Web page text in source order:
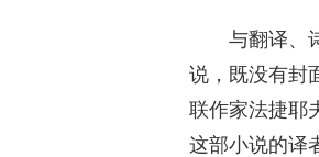
与翻译、
说，既没有封
联作家法捷耶
这部小说的译